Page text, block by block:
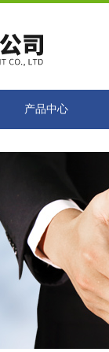
产品中心